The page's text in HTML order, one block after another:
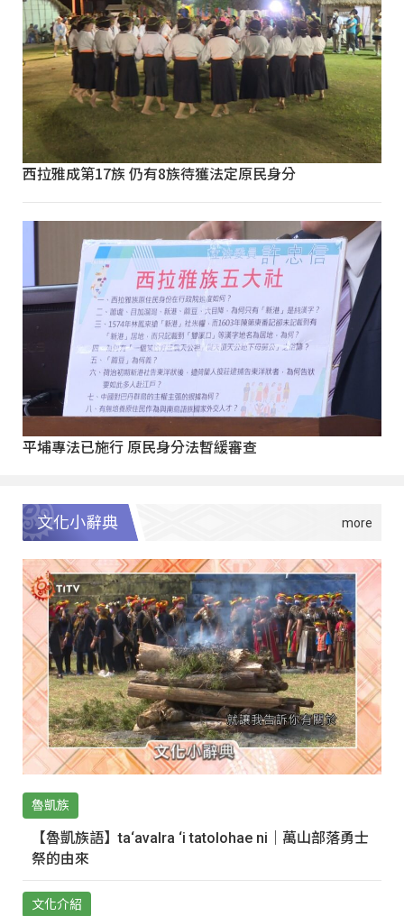
西拉雅成第17族 仍有8族待獲法定原民身分
平埔專法已施行 原民身分法暫緩審查
文化小辭典
魯凱族
【魯凱族語】ta‘avalra ‘i tatolohae ni｜萬山部落勇士
祭的由來
文化介紹